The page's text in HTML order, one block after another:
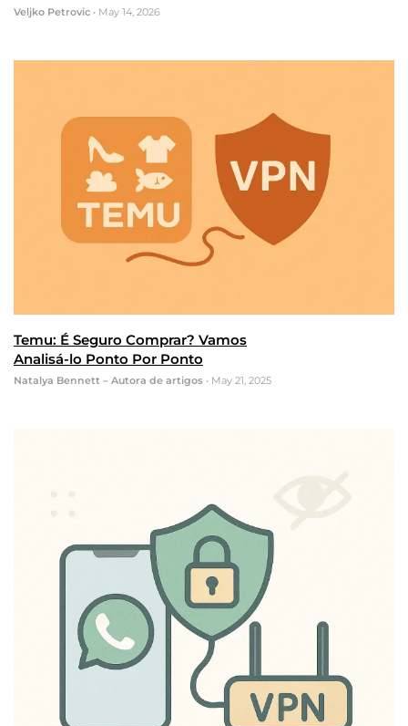
Veljko Petrovic • May 14, 2026
Temu: É Seguro Comprar? Vamos
Analisá-lo Ponto Por Ponto
Natalya Bennett – Autora de artigos • May 21, 2025